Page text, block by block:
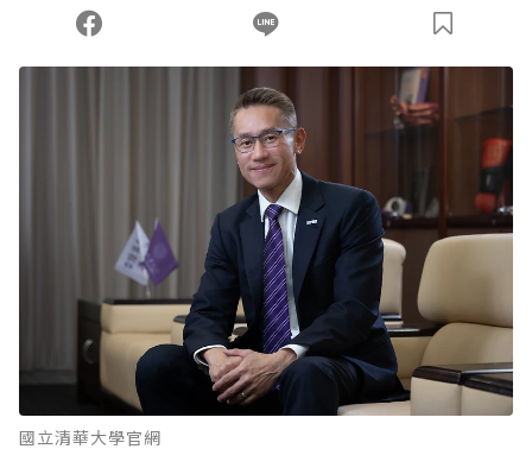
您當前剩餘 U 利點數：0點；前往 購買點數
國立清華大學官網